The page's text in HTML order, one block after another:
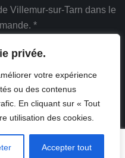
privée.
votre expérience
ou des contenus
En cliquant sur « Tout
utilisation des cookies.
Accepter tout
Villemur-sur-Tarn dans le
*